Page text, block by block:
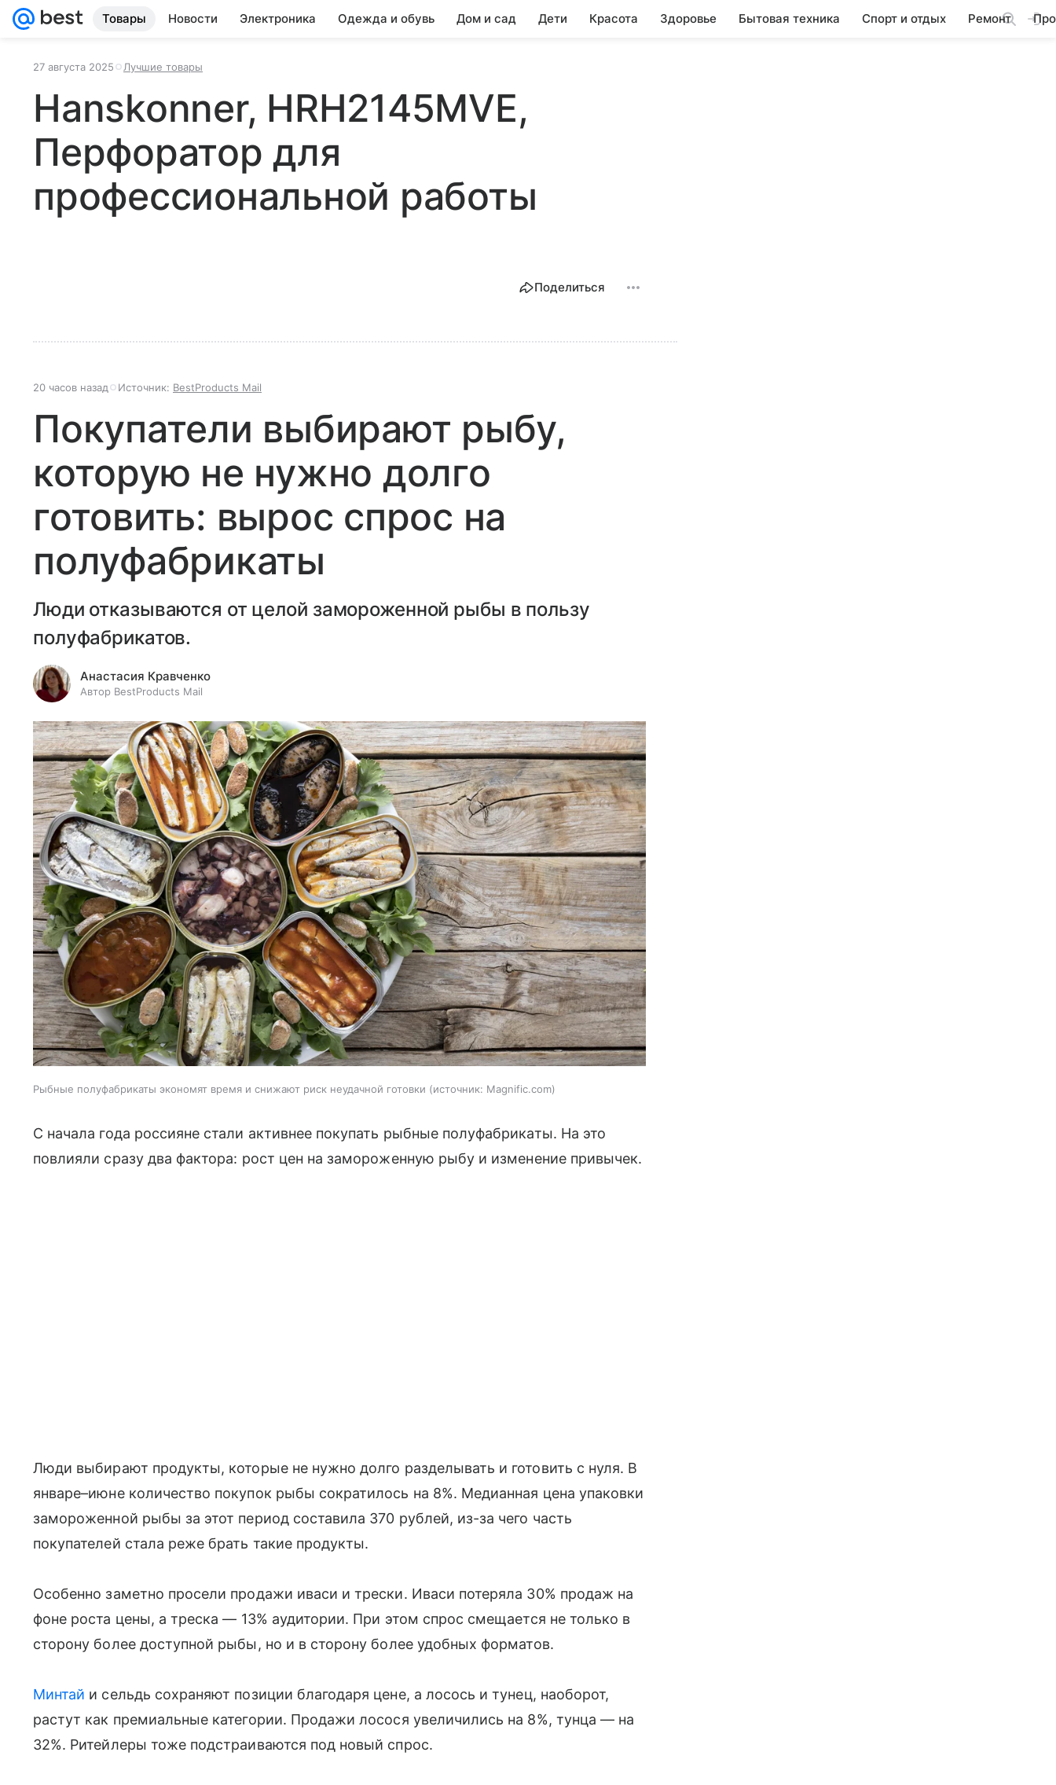
Товары Новости Электроника Одежда и обувь Дом и сад Дети Красота Здоровье Бытовая техника Спорт и отдых Ремонт
27 августа 2025 Лучшие товары
Hanskonner, HRH2145MVE,
Перфоратор для
профессиональной работы
Поделиться
20 часов назад Источник: BestProducts Mail
Покупатели выбирают рыбу,
которую не нужно долго
готовить: вырос спрос на
полуфабрикаты
Люди отказываются от целой замороженной рыбы в пользу
полуфабрикатов.
Анастасия Кравченко
Автор BestProducts Mail
Рыбные полуфабрикаты экономят время и снижают риск неудачной готовки источник: Magnific.com
С начала года россияне стали активнее покупать рыбные полуфабрикаты. На это
повлияли сразу два фактора: рост цен на замороженную рыбу и изменение привычек.
Люди выбирают продукты, которые не нужно долго разделывать и готовить с нуля. В
январе–июне количество покупок рыбы сократилось на 8%. Медианная цена упаковки
замороженной рыбы за этот период составила 370 рублей, из-за чего часть
покупателей стала реже брать такие продукты.
Особенно заметно просели продажи иваси и трески. Иваси потеряла 30% продаж на
фоне роста цены, а треска — 13% аудитории. При этом спрос смещается не только в
сторону более доступной рыбы, но и в сторону более удобных форматов.
Минтай и сельдь сохраняют позиции благодаря цене, а лосось и тунец, наоборот,
растут как премиальные категории. Продажи лосося увеличились на 8%, тунца — на
32%. Ритейлеры тоже подстраиваются под новый спрос.